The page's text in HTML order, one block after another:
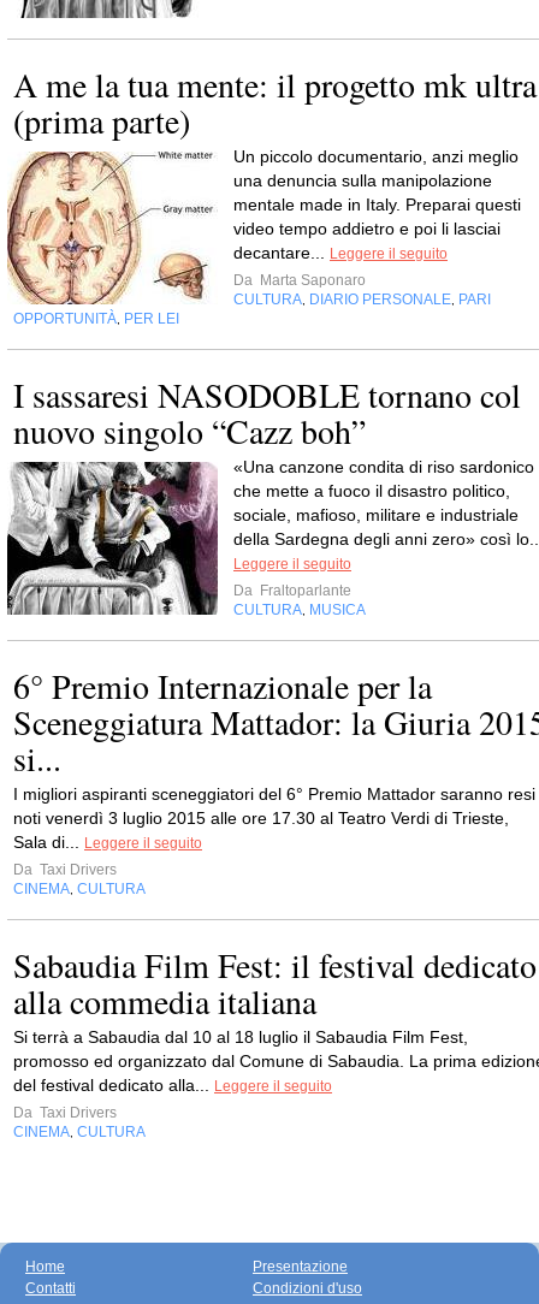
A me la tua mente: il progetto mk ultra
(prima parte)
Un piccolo documentario, anzi meglio
una denuncia sulla manipolazione
mentale made in Italy. Preparai questi
video tempo addietro e poi li lasciai
decantare...
Leggere il seguito
Da Marta Saponaro
CULTURA DIARIO PERSONALE PARI
OPPORTUNITÀ PER LEI
I sassaresi NASODOBLE tornano col
nuovo singolo “Cazz boh”
«Una canzone condita di riso sardonico
che mette a fuoco il disastro politico,
sociale, mafioso, militare e industriale
della Sardegna degli anni zero» così
Leggere il seguito
Da Fraltoparlante
CULTURA MUSICA
6° Premio Internazionale per la
Sceneggiatura Mattador: la Giuria
si...
I migliori aspiranti sceneggiatori del 6° Premio Mattador saranno resi
noti venerdì 3 luglio 2015 alle ore 17.30 al Teatro Verdi di Trieste,
Sala di...
Leggere il seguito
Da Taxi Drivers
CINEMA CULTURA
Sabaudia Film Fest: il festival dedicato
alla commedia italiana
Si terrà a Sabaudia dal 10 al 18 luglio il Sabaudia Film Fest,
promosso ed organizzato dal Comune di Sabaudia. La prima
del festival dedicato alla...
Leggere il seguito
Da Taxi Drivers
CINEMA CULTURA
Home
Contatti
Presentazione
Condizioni d'uso